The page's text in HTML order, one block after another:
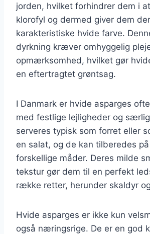
jorden, hvilket forhindrer dem i
klorofyl og dermed giver dem
karakteristiske hvide farve.
dyrkning kræver omhyggelig
opmærksomhed, hvilket gør
en eftertragtet grøntsag.
I Danmark er hvide asparges
med festlige lejligheder og
serveres typisk som forret eller
en salat, og de kan tilberedes
forskellige måder. Deres milde
tekstur gør dem til en perfekt
række retter, herunder skaldyr
Hvide asparges er ikke kun
også næringsrige. De er en god